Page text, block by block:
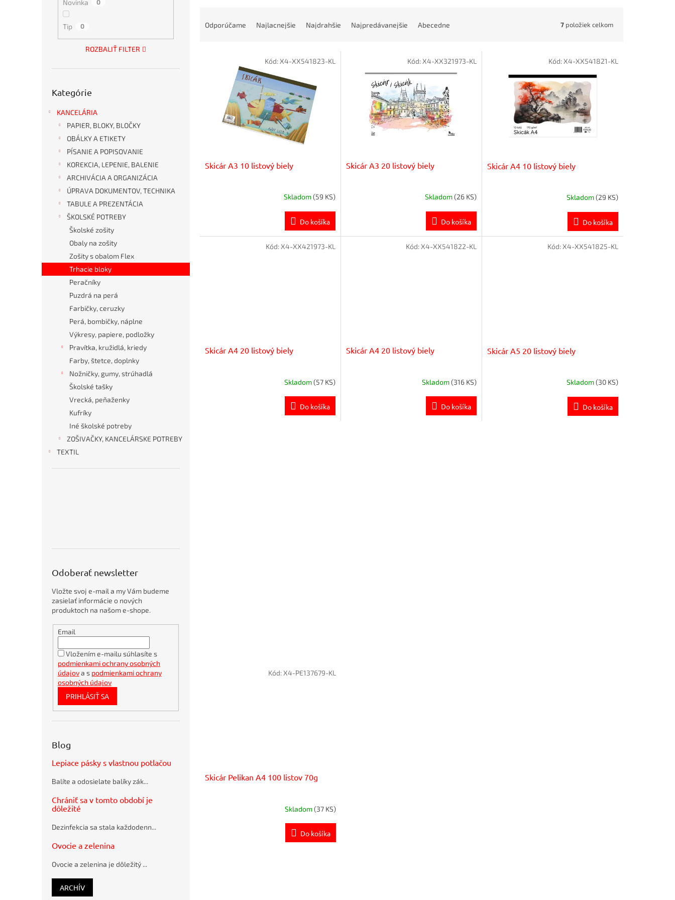
Novinka 0
Tip 0
ROZBALIŤ FILTER
kategórie
Kategórie
KANCELÁRIA
PAPIER, BLOKY, BLOČKY
OBÁLKY A ETIKETY
PÍSANIE A POPISOVANIE
KOREKCIA, LEPENIE, BALENIE
ARCHIVÁCIA A ORGANIZÁCIA
ÚPRAVA DOKUMENTOV, TECHNIKA
TABULE A PREZENTÁCIA
ŠKOLSKÉ POTREBY
Školské zošity
Obaly na zošity
Zošity s obalom Flex
Trhacie bloky
Peračníky
Puzdrá na perá
Farbičky, ceruzky
Perá, bombičky, náplne
Výkresy, papiere, podložky
Pravítka, kružidlá, kriedy
Farby, štetce, doplnky
Nožničky, gumy, strúhadlá
Školské tašky
Vrecká, peňaženky
Kufríky
Iné školské potreby
ZOŠIVAČKY, KANCELÁRSKE POTREBY
KANCELÁRSKE
HYGIENA
DROGÉRIA
OBČERSTVENIE
OBALOVÝ
TONERY
OCHRANNÉ
POMÔCKY
TEXTIL
o
u
k
t
o
v
Obálky
360x275mm
Bambusové
pero
BORGO
STRAW
natur
Bublinkové
obálky
Guľôčkové
Schneider
plastové
voda
Rajec
12 x 0,33 ℓ
Odoberať newsletter
Vložte svoj e-mail a my Vám budeme
zasielať informácie o nových
produktoch na našom e-shope.
Email
Vložením e-mailu súhlasíte s
podmienkami ochrany osobných
údajova s podmienkami ochrany
osobných údajov
PRIHLÁSIŤ SA
Blog
Lepiace pásky s vlastnou potlačou
Balíte a odosielate balíky zák...
Chrániť sa v tomto období je
dôležité
Dezinfekcia sa stala každodenn...
Ovocie a zelenina
Ovocie a zelenina je dôležitý ...
ARCHÍV
o
Odporúčame Najlacnejšie Najdrahšie Najpredávanejšie Abecedne 7 položiek celkom
Skicár A3 10 listový biely
Skladom(59 KS)
Do košíka
Kód:X4-XX541823-KL
Skicár A3 20 listový biely
Skladom(26 KS)
Do košíka
Kód:X4-XX321973-KL
Skicár A4 10 listový biely
Skladom(29 KS)
Do košíka
Kód:X4-XX541821-KL
Skicár A4 20 listový biely
Skladom(57 KS)
Do košíka
Kód:X4-XX421973-KL
Skicár A4 20 listový biely
Skladom(316 KS)
Do košíka
Kód:X4-XX541822-KL
Skicár A5 20 listový biely
Skladom(30 KS)
Do košíka
Kód:X4-XX541825-KL
Skicár Pelikan A4 100 listov 70g
Skladom(37 KS)
Do košíka
Kód:X4-PE137679-KL